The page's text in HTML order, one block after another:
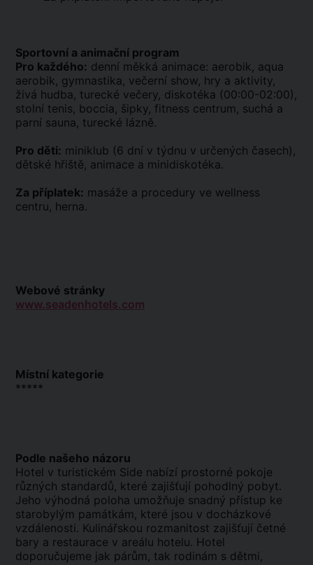
Sportovní a animační program
Pro každého: denní měkká animace: aerobik, aqua
aerobik, gymnastika, večerní show, hry a aktivity,
živá hudba, turecké večery, diskotéka (00:00-02:00),
stolní tenis, boccia, šipky, fitness centrum, suchá a
parní sauna, turecké lázně.
Pro děti: miniklub (6 dní v týdnu v určených časech),
dětské hřiště, animace a minidiskotéka.
Za příplatek: masáže a procedury ve wellness
centru, herna.
Webové stránky
www.seadenhotels.com
Místní kategorie
*****
Podle našeho názoru
Hotel v turistickém Side nabízí prostorné pokoje
různých standardů, které zajišťují pohodlný pobyt.
Jeho výhodná poloha umožňuje snadný přístup ke
starobylým památkám, které jsou v docházkové
vzdálenosti. Kulinářskou rozmanitost zajišťují četné
bary a restaurace v areálu hotelu. Hotel
doporučujeme jak párům, tak rodinám s dětmi,